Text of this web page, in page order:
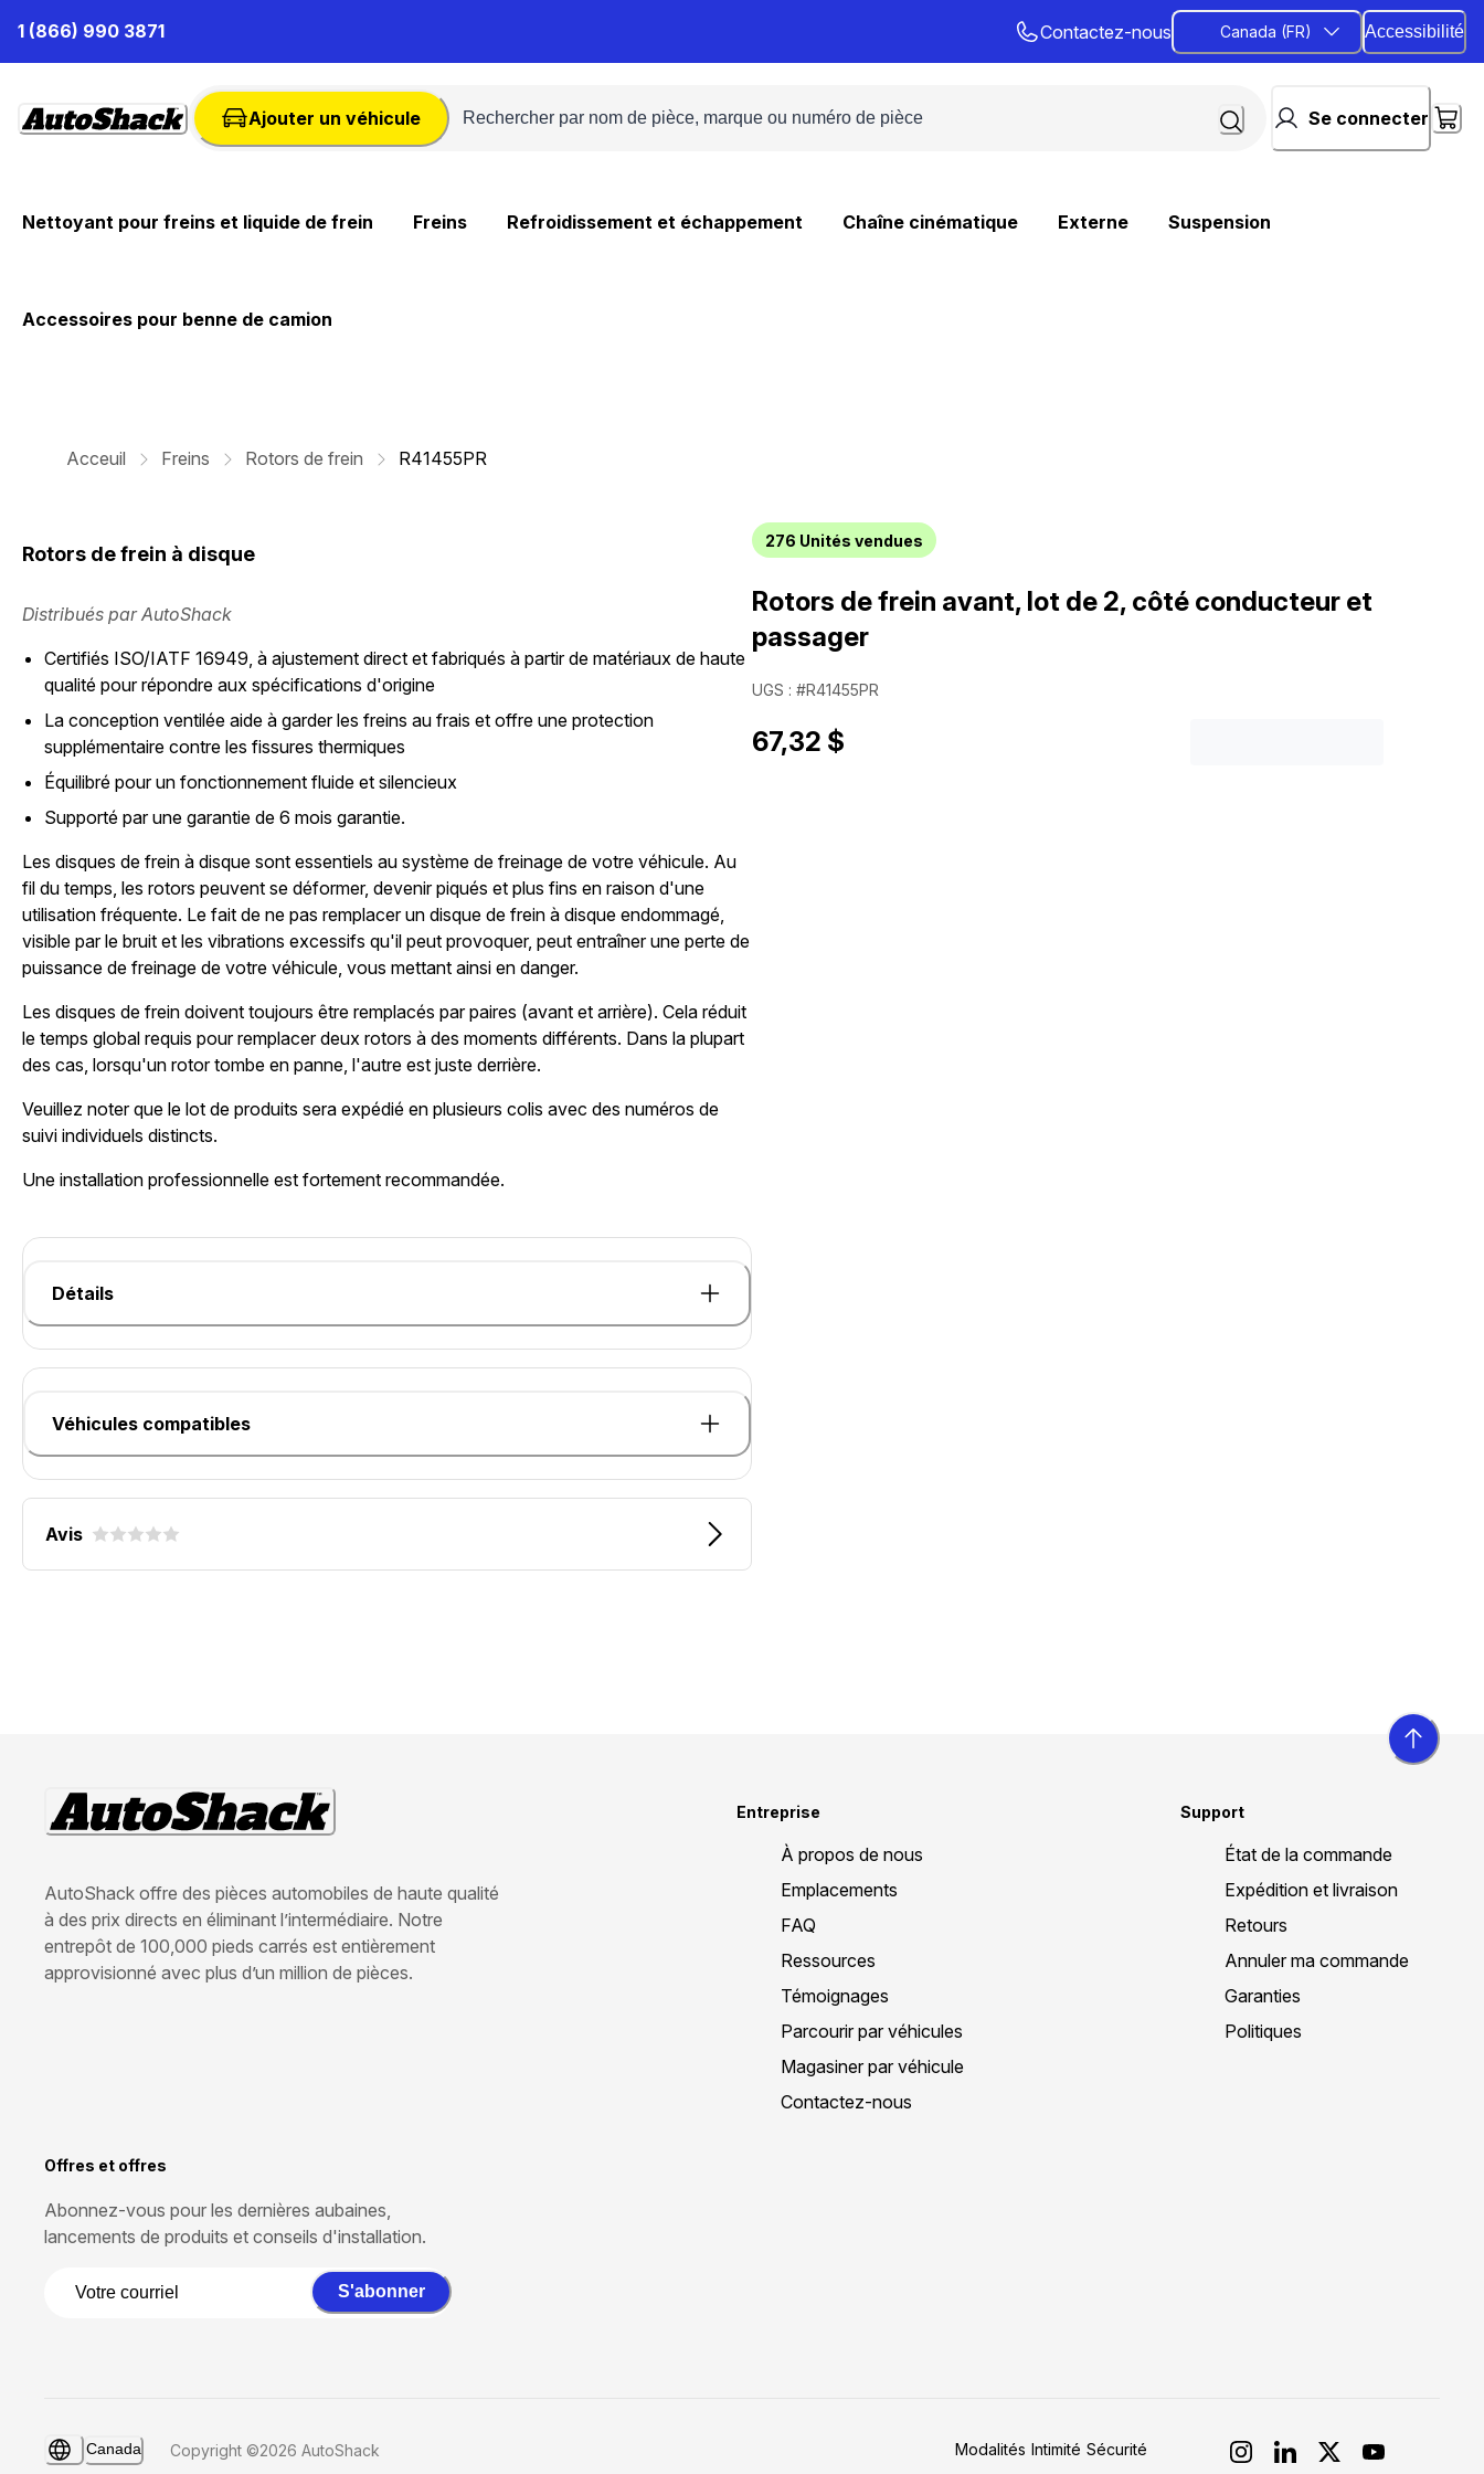
contenu
1 (866) 990 3871 Contactez-nous Canada (FR) Accessibilité
Ajouter un véhicule Se connecter
Nettoyant pour freins et liquide de frein Freins Refroidissement et échappement Chaîne cinématique Externe Suspension
Accessoires pour benne de camion
Acceuil Freins Rotors de frein R41455PR
Rotors de frein à disque
Distribués par AutoShack
Certifiés ISO/IATF 16949, à ajustement direct et fabriqués à partir de matériaux de haute
qualité pour répondre aux spécifications d'origine
La conception ventilée aide à garder les freins au frais et offre une protection
supplémentaire contre les fissures thermiques
Équilibré pour un fonctionnement fluide et silencieux
Supporté par une garantie de 6 mois garantie.
Les disques de frein à disque sont essentiels au système de freinage de votre véhicule. Au
fil du temps, les rotors peuvent se déformer, devenir piqués et plus fins en raison d'une
utilisation fréquente. Le fait de ne pas remplacer un disque de frein à disque endommagé,
visible par le bruit et les vibrations excessifs qu'il peut provoquer, peut entraîner une perte de
puissance de freinage de votre véhicule, vous mettant ainsi en danger.
Les disques de frein doivent toujours être remplacés par paires (avant et arrière). Cela réduit
le temps global requis pour remplacer deux rotors à des moments différents. Dans la plupart
des cas, lorsqu'un rotor tombe en panne, l'autre est juste derrière.
Veuillez noter que le lot de produits sera expédié en plusieurs colis avec des numéros de
suivi individuels distincts.
Une installation professionnelle est fortement recommandée.
Détails
Véhicules compatibles
Avis
276 Unités vendues
Rotors de frein avant, lot de 2, côté conducteur et
passager
UGS : #R41455PR
67,32 $
AutoShack offre des pièces automobiles de haute qualité
à des prix directs en éliminant l’intermédiaire. Notre
entrepôt de 100,000 pieds carrés est entièrement
approvisionné avec plus d’un million de pièces.
Entreprise
À propos de nous
Emplacements
FAQ
Ressources
Témoignages
Parcourir par véhicules
Magasiner par véhicule
Contactez-nous
Support
État de la commande
Expédition et livraison
Retours
Annuler ma commande
Garanties
Politiques
Offres et offres
Abonnez-vous pour les dernières aubaines,
lancements de produits et conseils d'installation.
S'abonner
Canada Copyright ©2026 AutoShack Modalités Intimité Sécurité